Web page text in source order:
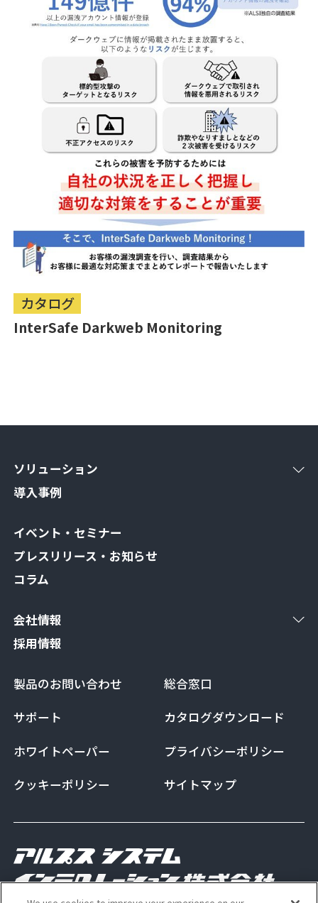
カタログ
InterSafe Darkweb Monitoring
ソリューション
導入事例
イベント・セミナー
プレスリリース・お知らせ
コラム
会社情報
採用情報
製品のお問い合わせ
総合窓口
サポート
カタログダウンロード
ホワイトペーパー
プライバシーポリシー
クッキーポリシー
サイトマップ